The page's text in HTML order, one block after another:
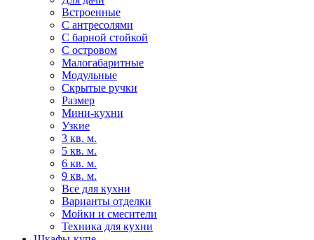
Встроенные
С антресолями
С барной стойкой
С островом
Малогабаритные
Модульные
Скрытые ручки
Размер
Мини-кухни
Узкие
3 кв. м.
5 кв. м.
6 кв. м.
9 кв. м.
Все для кухни
Варианты отделки
Мойки и смесители
Техника для кухни